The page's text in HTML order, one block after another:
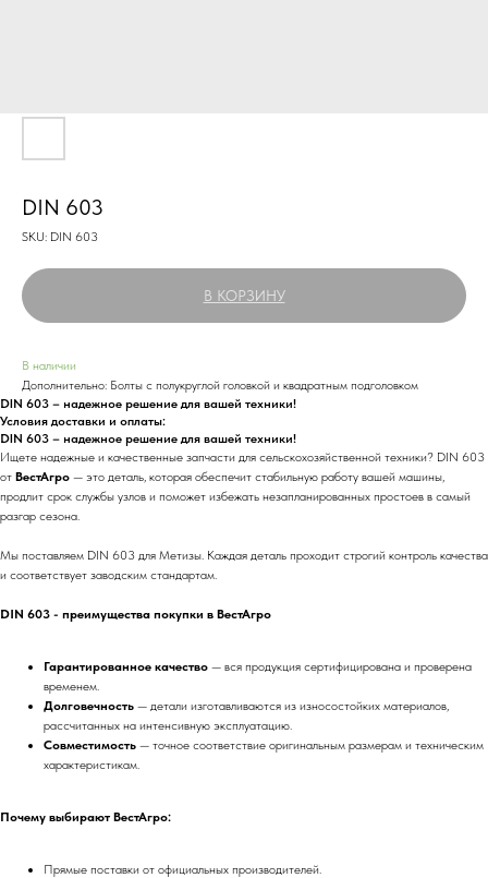
DIN 603
SKU: DIN 603
В КОРЗИНУ
В наличии
Дополнительно: Болты с полукруглой головкой и квадратным подголовком
DIN 603 – надежное решение для вашей техники!
Условия доставки и оплаты:
DIN 603 – надежное решение для вашей техники!
Ищете надежные и качественные запчасти для сельскохозяйственной техники? DIN 603
от ВестАгро — это деталь, которая обеспечит стабильную работу вашей машины,
продлит срок службы узлов и поможет избежать незапланированных простоев в самый
разгар сезона.
Мы поставляем DIN 603 для Метизы. Каждая деталь проходит строгий контроль качества
и соответствует заводским стандартам.
DIN 603 - преимущества покупки в ВестАгро
Гарантированное качество — вся продукция сертифицирована и проверена
временем.
Долговечность — детали изготавливаются из износостойких материалов,
рассчитанных на интенсивную эксплуатацию.
Совместимость — точное соответствие оригинальным размерам и техническим
характеристикам.
Почему выбирают ВестАгро:
Прямые поставки от официальных производителей.